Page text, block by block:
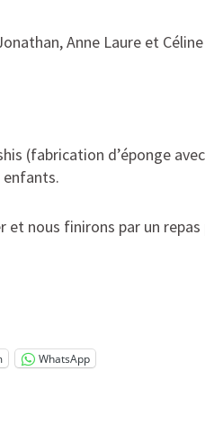
Anne Laure et Céline
(fabrication d’éponge
enfants.
et nous finirons par un
WhatsApp